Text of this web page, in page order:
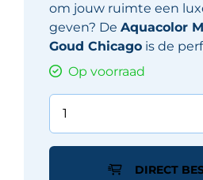
om jouw ruimte een
geven? De Aquacolor
Goud Chicago is de
Op voorraad
Aquacolor
Metal
DIRECT